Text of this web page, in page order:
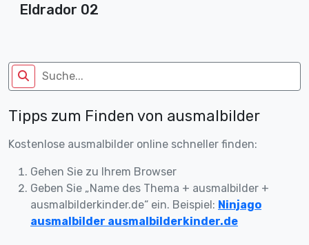
Eldrador 02
Tipps zum Finden von ausmalbilder
Kostenlose ausmalbilder online schneller finden:
Gehen Sie zu Ihrem Browser
Geben Sie „Name des Thema + ausmalbilder +
ausmalbilderkinder.de“ ein. Beispiel: Ninjago
ausmalbilder ausmalbilderkinder.de